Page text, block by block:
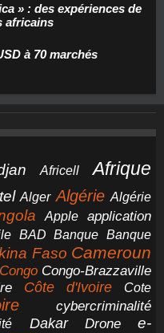
» : des expériences de
africains
à 70 marchés
Africell Afrique
Alger Algérie Algérie
Apple application
BAD Banque Banque
Faso Cameroun
Congo Congo-Brazzaville
Côte d'Ivoire
Cote
cybercriminalité
Dakar Drone
e-